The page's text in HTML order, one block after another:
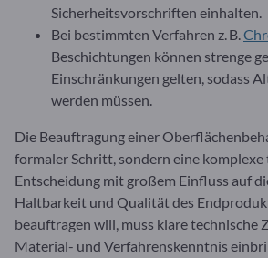
Sicherheitsvorschriften einhalten.
Bei bestimmten Verfahren z. B.
Beschichtungen können strenge
Einschränkungen gelten, sodass
werden müssen.
Die Beauftragung einer
formaler Schritt, sondern eine komplexe
Entscheidung mit großem Einfluss auf
Haltbarkeit und Qualität des
beauftragen will, muss klare technische
Material- und Verfahrenskenntnis